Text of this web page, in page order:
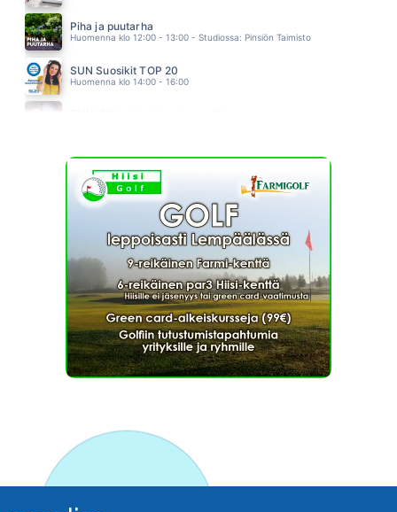
Piha ja puutarha
Huomenna klo 12:00 - 13:00 - Studiossa: Pinsiön Taimisto
SUN Suosikit TOP 20
Huomenna klo 14:00 - 16:00